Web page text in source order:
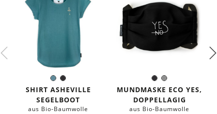
SeeblauSchwarz
Farbe:
SHIRT ASHEVILLE
SEGELBOOT
aus Bio-Baumwolle
Schwarz
Grau
Farbe:
MUNDMASKE ECO YES,
DOPPELLAGIG
aus Bio-Baumwolle